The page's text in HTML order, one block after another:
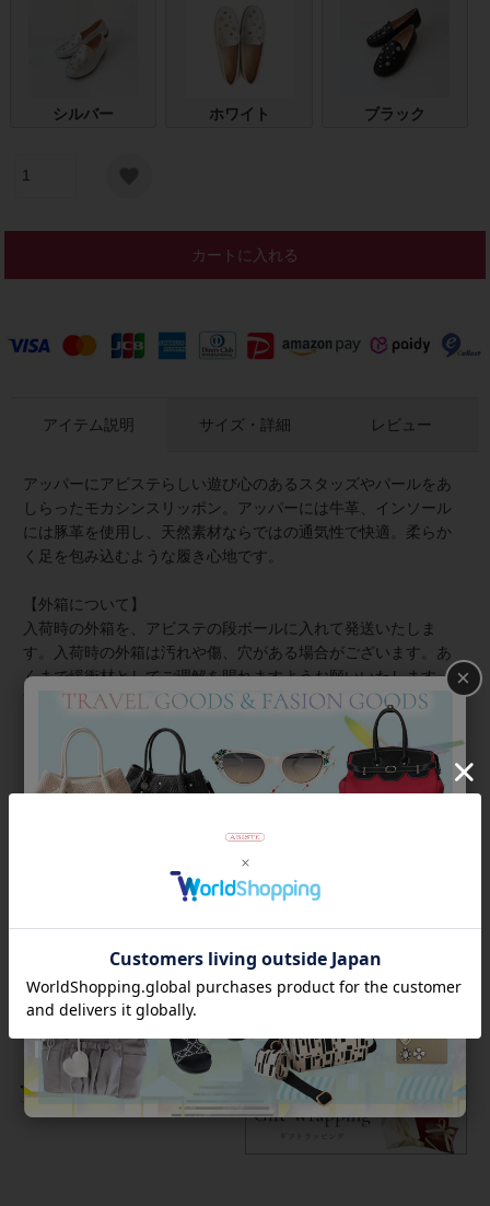
シルバー ホワイト ブラック
カートに入れる
アイテム説明
アッパーにアビステらしい遊び心のあるスタッズやパールをあ
しらったモカシンスリッポン。アッパーには牛革、インソール
には豚革を使用し、天然素材ならではの通気性で快適。柔らか
く足を包み込むような履き心地です。
【外箱について】
入荷時の外箱を、アビステの段ボールに入れて発送いたしま
す。入荷時の外箱は汚れや傷、穴がある場合がございます。あ
くまで緩衝材としてご理解を賜れますようお願いいたします。
商品は検品済みであり、外箱のダメージとは関連がございませ
また、外箱がご不要の場合はご注文時の備考欄にご記入くださ
いませ。緩衝材やセロファンで包み、段ボールにお入れして発
送いたします。
この商品は簡易ラッピング対象商品です。靴を透明の袋とリボ
ンでラッピングします。外箱は付属しません。
サイズ・詳細 レビュー
2256034
返品について
×